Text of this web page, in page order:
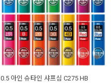
0.5 아인 슈타인 샤프심 C275 HB